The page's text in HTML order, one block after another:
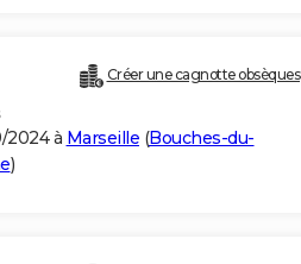
Créer une cagnotte obsèques
2024 à Marseille (Bouches-du-
)